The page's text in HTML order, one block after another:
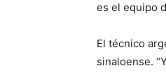
es el equipo
El técnico
sinaloense.